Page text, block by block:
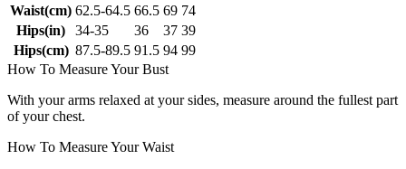
Waist(cm) 62.5-64.5 66.5 69 74
Hips(in)
34-35 36 37 39
Hips(cm) 87.5-89.5 91.5 94 99
How To Measure Your Bust
With your arms relaxed at your sides, measure around the fullest part
of your chest.
How To Measure Your Waist